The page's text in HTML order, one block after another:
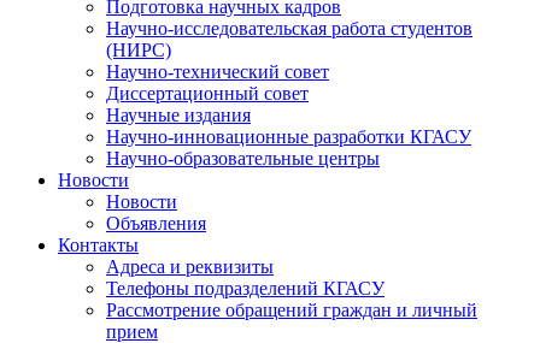
Подготовка научных кадров
Научно-исследовательская работа студентов
(НИРС)
Научно-технический совет
Диссертационный совет
Научные издания
Научно-инновационные разработки КГАСУ
Научно-образовательные центры
Новости
Новости
Объявления
Контакты
Адреса и реквизиты
Телефоны подразделений КГАСУ
Рассмотрение обращений граждан и личный
прием